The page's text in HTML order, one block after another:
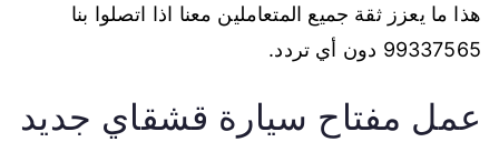
هذا ما يعزز ثقة جميع المتعاملين معنا اذا اتصلوا بنا
99337565 دون أي تردد.
عمل مفتاح سيارة قشقاي جديد